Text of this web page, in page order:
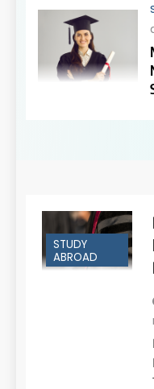
STUDY
ABROAD